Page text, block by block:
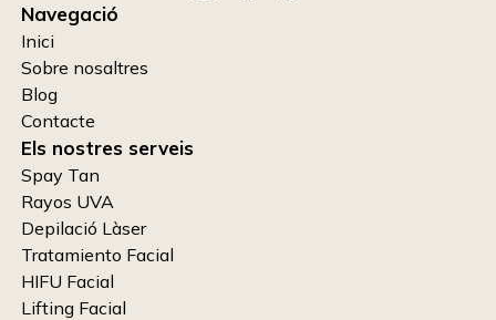
Navegació
Inici
Sobre nosaltres
Blog
Contacte
Els nostres serveis
Spay Tan
Rayos UVA
Depilació Làser
Tratamiento Facial
HIFU Facial
Lifting Facial